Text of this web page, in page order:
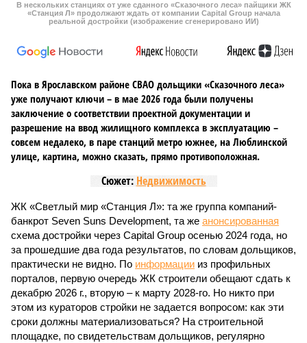
В нескольких станциях от уже сданного «Сказочного леса» пайщики ЖК
«Станция Л» продолжают ждать от компании Capital Group начала
реальной достройки (изображение сгенерировано ИИ)
Пока в Ярославском районе СВАО дольщики «Сказочного леса»
уже получают ключи – в мае 2026 года были получены
заключение о соответствии проектной документации и
разрешение на ввод жилищного комплекса в эксплуатацию –
совсем недалеко, в паре станций метро южнее, на Люблинской
улице, картина, можно сказать, прямо противоположная.
Сюжет: Недвижимость
ЖК «Светлый мир «Станция Л»: та же группа компаний-
банкрот Seven Suns Development, та же анонсированная
схема достройки через Capital Group осенью 2024 года, но
за прошедшие два года результатов, по словам дольщиков,
практически не видно. По информации из профильных
порталов, первую очередь ЖК строители обещают сдать к
декабрю 2026 г., вторую – к марту 2028-го. Но никто при
этом из кураторов стройки не задается вопросом: как эти
сроки должны материализоваться? На строительной
площадке, по свидетельствам дольщиков, регулярно